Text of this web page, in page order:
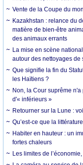
Vente de la Coupe du
Kazakhstan : relance du
matière de bien-être
des animaux errants
La mise en scène
autour des nettoyages
Que signifie la fin du
les Haïtiens ?
Non, la Cour suprême
d'« inférieurs »
Retourner sur la Lune :
Qu’est-ce que la
Habiter en hauteur : un
fortes chaleurs
Les limites de